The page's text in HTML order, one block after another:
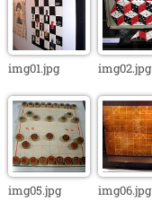
img01.jpg img02.jpg
img05.jpg img06.jpg